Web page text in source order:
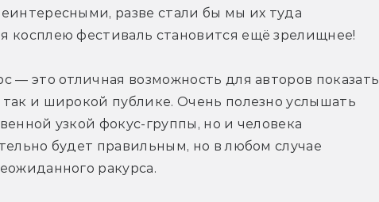
разве стали бы мы их туда
косплею фестиваль становится ещё зрелищнее!
— это отличная возможность для авторов показать
и широкой публике. Очень полезно услышать
узкой фокус-группы, но и человека
будет правильным, но в любом случае
ракурса.